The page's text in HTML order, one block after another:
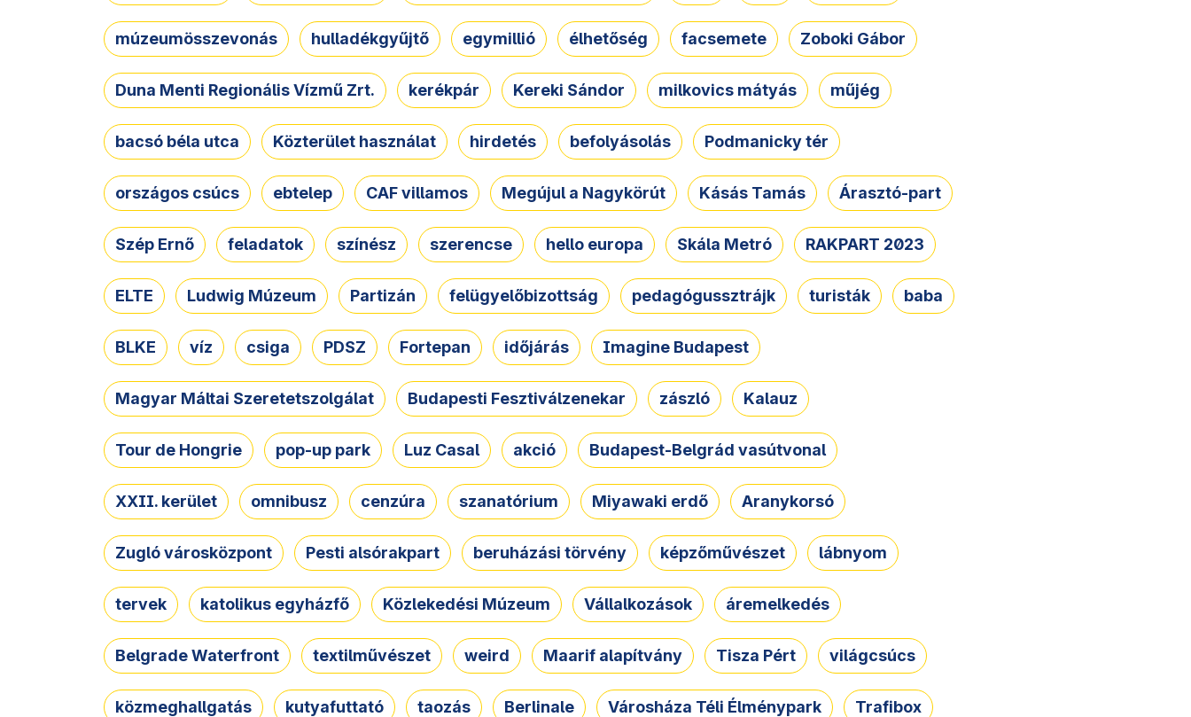
múzeumösszevonás hulladékgyűjtő egymillió élhetőség facsemete Zoboki Gábor
Duna Menti Regionális Vízmű Zrt. kerékpár Kereki Sándor milkovics mátyás műjég
bacsó béla utca Közterület használat hirdetés befolyásolás Podmanicky tér
országos csúcs ebtelep CAF villamos Megújul a Nagykörút Kásás Tamás Árasztó-part
Szép Ernő feladatok színész szerencse hello europa Skála Metró RAKPART 2023
ELTE Ludwig Múzeum Partizán felügyelőbizottság pedagógussztrájk turisták baba
BLKE víz csiga PDSZ Fortepan időjárás Imagine Budapest
Magyar Máltai Szeretetszolgálat Budapesti Fesztiválzenekar zászló Kalauz
Tour de Hongrie pop-up park Luz Casal akció Budapest-Belgrád vasútvonal
XXII. kerület omnibusz cenzúra szanatórium Miyawaki erdő Aranykorsó
Zugló városközpont Pesti alsórakpart beruházási törvény képzőművészet lábnyom
tervek katolikus egyházfő Közlekedési Múzeum Vállalkozások áremelkedés
Belgrade Waterfront textilművészet weird Maarif alapítvány Tisza Pért világcsúcs
közmeghallgatás kutyafuttató taozás Berlinale Városháza Téli Élménypark Trafibox